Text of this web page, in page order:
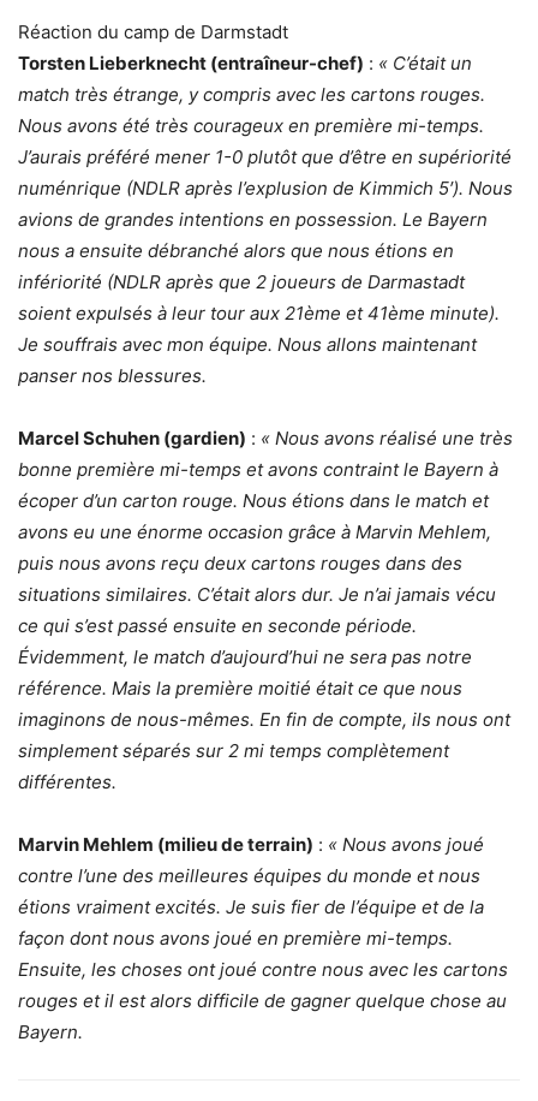
Réaction du camp de Darmstadt
Torsten Lieberknecht (entraîneur-chef) : « C’était un
match très étrange, y compris avec les cartons rouges.
Nous avons été très courageux en première mi-temps.
J’aurais préféré mener 1-0 plutôt que d’être en supériorité
numénrique (NDLR après l’explusion de Kimmich 5′). Nous
avions de grandes intentions en possession. Le Bayern
nous a ensuite débranché alors que nous étions en
infériorité (NDLR après que 2 joueurs de Darmastadt
soient expulsés à leur tour aux 21ème et 41ème minute).
Je souffrais avec mon équipe. Nous allons maintenant
panser nos blessures.
Marcel Schuhen (gardien) : « Nous avons réalisé une très
bonne première mi-temps et avons contraint le Bayern à
écoper d’un carton rouge. Nous étions dans le match et
avons eu une énorme occasion grâce à Marvin Mehlem,
puis nous avons reçu deux cartons rouges dans des
situations similaires. C’était alors dur. Je n’ai jamais vécu
ce qui s’est passé ensuite en seconde période.
Évidemment, le match d’aujourd’hui ne sera pas notre
référence. Mais la première moitié était ce que nous
imaginons de nous-mêmes. En fin de compte, ils nous ont
simplement séparés sur 2 mi temps complètement
différentes.
Marvin Mehlem (milieu de terrain) : « Nous avons joué
contre l’une des meilleures équipes du monde et nous
étions vraiment excités. Je suis fier de l’équipe et de la
façon dont nous avons joué en première mi-temps.
Ensuite, les choses ont joué contre nous avec les cartons
rouges et il est alors difficile de gagner quelque chose au
Bayern.